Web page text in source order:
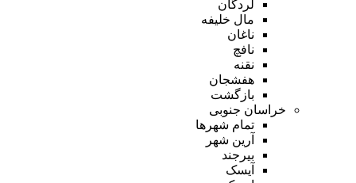
لردگان
مال خلیفه
ناغان
نافچ
نقنه
هفشجان
بازگشت
خراسان جنوبی
تمام شهر‌ها
آرین شهر
بیرجند
آیسک